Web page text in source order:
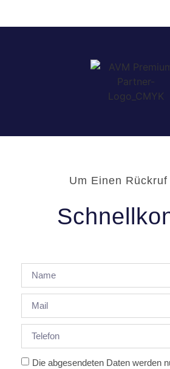
Um Einen
Die abgesendeten Daten werden